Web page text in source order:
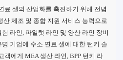
료 셀의 산업화를 촉진하기 위해 전념
산 제조 및 종합 지원 서비스 능력으로
라인, 파일럿 라인 및 양산 라인 장비
기업에 수소 연료 셀에 대한 턴키 솔
객에게 MEA 생산 라인, BPP 턴키 라